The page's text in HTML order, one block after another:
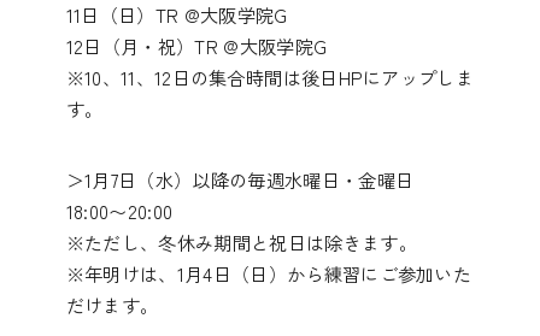
11日（日）TR @大阪学院G
12日（月・祝）TR @大阪学院G
※10、11、12日の集合時間は後日HPにアップしま
す。
＞1月7日（水）以降の毎週水曜日・金曜日
18:00〜20:00
※ただし、冬休み期間と祝日は除きます。
※年明けは、1月4日（日）から練習にご参加いた
だけます。